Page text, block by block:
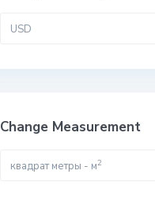
USD
Change Measurement
квадрат метры - м2